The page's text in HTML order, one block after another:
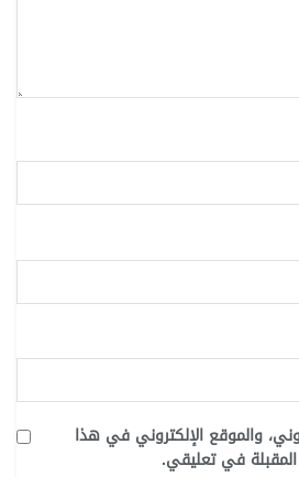
والموقع الإلكتروني في هذا
في تعليقي.